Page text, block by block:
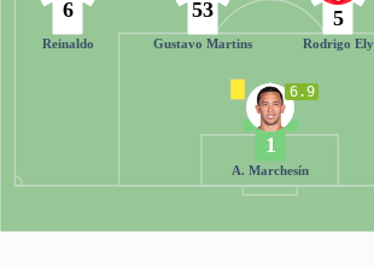
6.9
1
A. Marchesín
6
Reinaldo
53
Gustavo Martins
5
Rodrigo Ely